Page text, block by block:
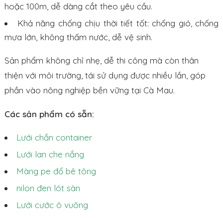
hoặc 100m, dễ dàng cắt theo yêu cầu.
Khả năng chống chịu thời tiết tốt: chống gió, chống
mưa lớn, không thấm nước, dễ vệ sinh.
Sản phẩm không chỉ nhẹ, dễ thi công mà còn thân
thiện với môi trường, tái sử dụng được nhiều lần, góp
phần vào nông nghiệp bền vững tại Cà Mau.
Các sản phẩm có sẵn:
Lưới chắn container
Lưới lan che nắng
Màng pe đổ bê tông
nilon đen lót sàn
Lưới cước ô vuông